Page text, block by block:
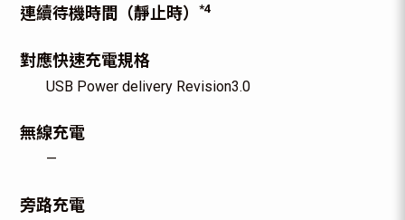
連續待機時間（靜止時） *4
對應快速充電規格
USB Power delivery Revision3.0
無線充電
—
旁路充電